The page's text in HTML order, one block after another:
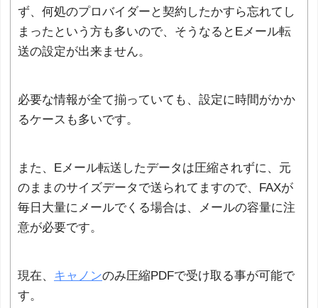
ず、何処のプロバイダーと契約したかすら忘れてし
まったという方も多いので、そうなるとEメール転
送の設定が出来ません。
必要な情報が全て揃っていても、設定に時間がかか
るケースも多いです。
また、Eメール転送したデータは圧縮されずに、元
のままのサイズデータで送られてますので、FAXが
毎日大量にメールでくる場合は、メールの容量に注
意が必要です。
現在、 キャノンのみ圧縮PDFで受け取る事が可能で
す。